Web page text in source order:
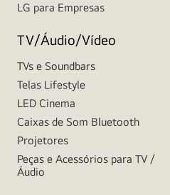
LG para Empresas
TV/Áudio/Vídeo
TVs e Soundbars
Telas Lifestyle
LED Cinema
Caixas de Som Bluetooth
Projetores
Peças e Acessórios para TV /
Áudio